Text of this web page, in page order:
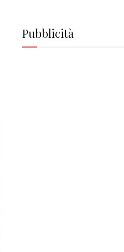
Pubblicità